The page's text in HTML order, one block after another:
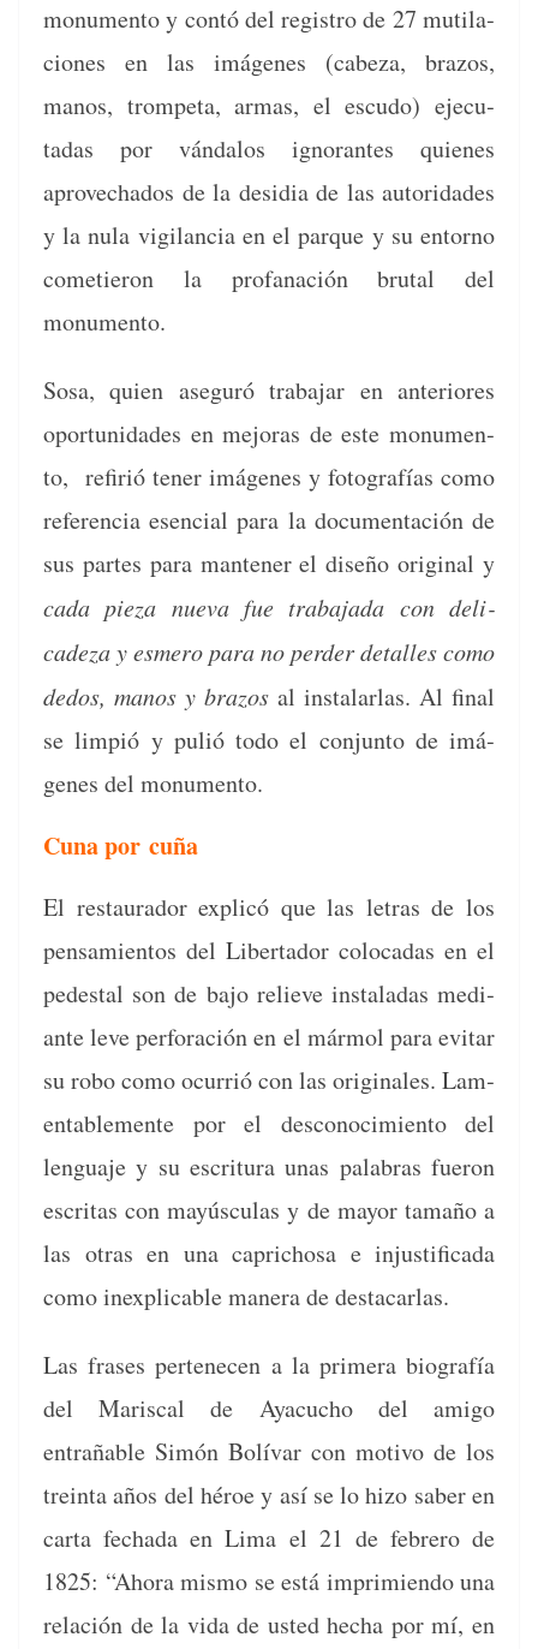
mon­u­men­to y con­tó del reg­istro de 27 muti­la­
ciones en las imá­genes (cabeza, bra­zos,
manos, trompe­ta, armas, el escu­do) eje­cu­
tadas por ván­da­los igno­rantes quienes
aprovecha­dos de la desidia de las autori­dades
y la nula vig­i­lan­cia en el par­que y su entorno
cometieron la pro­fanación bru­tal del
monumento.
Sosa, quien ase­guró tra­ba­jar en ante­ri­ores
opor­tu­nidades en mejo­ras de este mon­u­men­
to, refir­ió ten­er imá­genes y fotografías como
ref­er­en­cia esen­cial para la doc­u­mentación de
sus partes para man­ten­er el dis­eño orig­i­nal y
cada pieza nue­va fue tra­ba­ja­da con del­i­
cadeza y esmero para no perder detalles como
dedos, manos y bra­zos al insta­lar­las. Al final
se limpió y pulió todo el con­jun­to de imá­
genes del monumento.
Cuna por cuña
El restau­rador explicó que las letras de los
pen­samien­tos del Lib­er­ta­dor colo­cadas en el
pedestal son de bajo relieve insta­l­adas medi­
ante leve per­foración en el már­mol para evi­tar
su robo como ocur­rió con las orig­i­nales. Lam­
en­ta­ble­mente por el desconocimien­to del
lengua­je y su escrit­u­ra unas pal­abras fueron
escritas con mayús­cu­las y de may­or tamaño a
las otras en una capri­chosa e injus­ti­fi­ca­da
como inex­plic­a­ble man­era de destacarlas.
Las fras­es pertenecen a la primera biografía
del Mariscal de Ayacu­cho del ami­go
entrañable Simón Bolí­var con moti­vo de los
trein­ta años del héroe y así se lo hizo saber en
car­ta fecha­da en Lima el 21 de febrero de
1825: “Aho­ra mis­mo se está imprim­ien­do una
relación de la vida de ust­ed hecha por mí, en